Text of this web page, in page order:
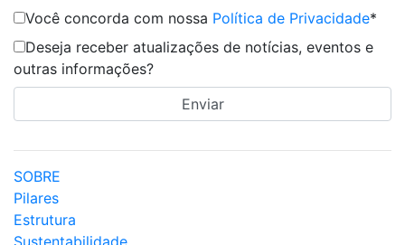
Você concorda com nossa Política de Privacidade*
Deseja receber atualizações de notícias, eventos e
outras informações?
SOBRE
Pilares
Estrutura
Sustentabilidade